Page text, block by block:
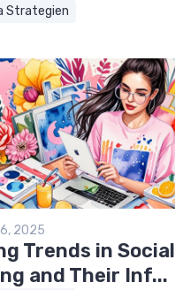
Strategien
2025
Trends in
and Their Inf...